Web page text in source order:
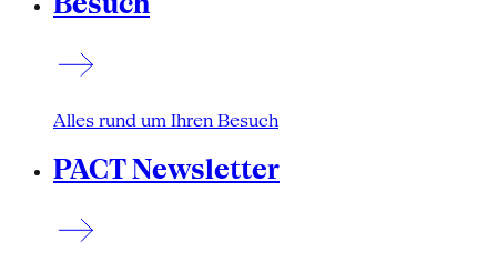
Alles rund um Ihren Besuch
PACT Newsletter